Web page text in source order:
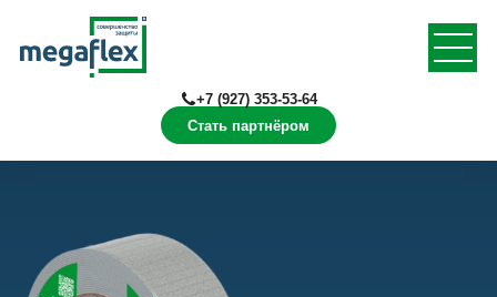
Стать партнёром
+7 (927) 353-53-64